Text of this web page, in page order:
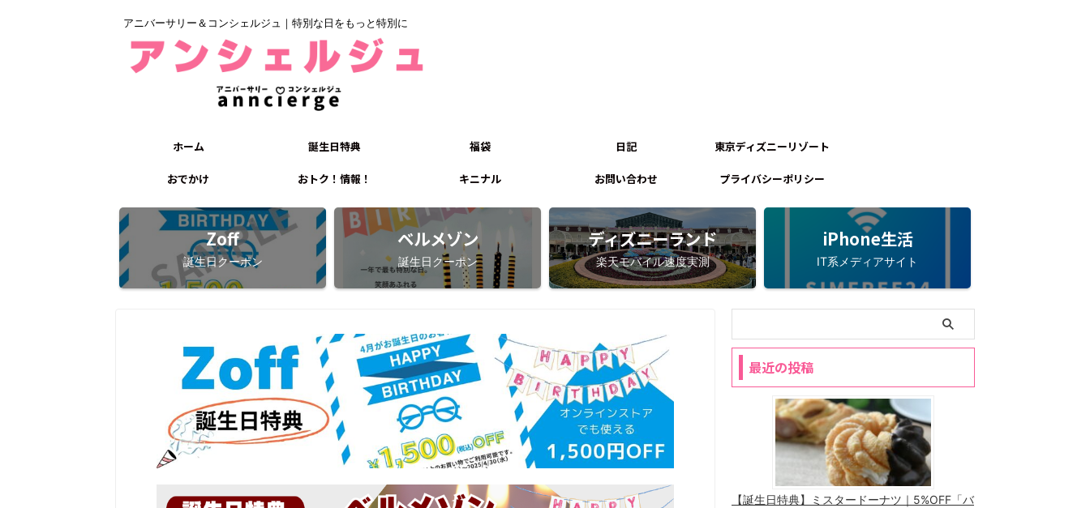
アニバーサリー＆コンシェルジュ｜特別な日をもっと特別に
ホーム 誕生日特典 福袋 日記 東京ディズニーリゾート
おでかけ おトク！情報！ キニナル お問い合わせ プライバシーポリシー
Zoff
誕生日クーポン
ベルメゾン
誕生日クーポン
ディズニーランド
楽天モバイル速度実測
iPhone生活
IT系メディアサイト
最近の投稿
【誕生日特典】ミスタードーナツ｜5%OFF「バ